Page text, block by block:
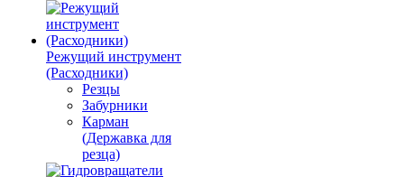
Режущий инструмент
(Расходники)
Резцы
Забурники
Карман
(Державка для
резца)